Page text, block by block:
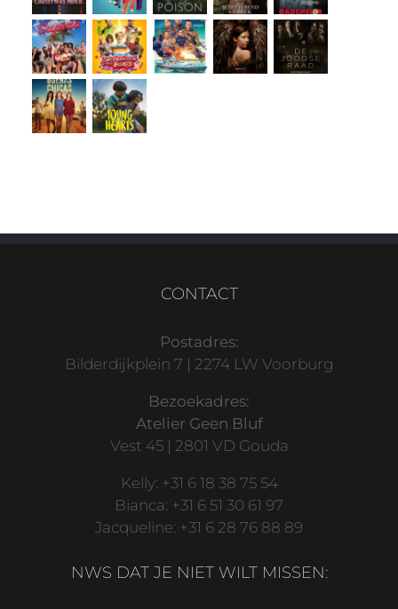
CONTACT
Postadres:
Bilderdijkplein 7 | 2274 LW Voorburg
Bezoekadres:
Atelier Geen Bluf
Vest 45 | 2801 VD Gouda
Kelly: +31 6 18 38 75 54
Bianca: +31 6 51 30 61 97
Jacqueline: +31 6 28 76 88 89
NWS DAT JE NIET WILT MISSEN: